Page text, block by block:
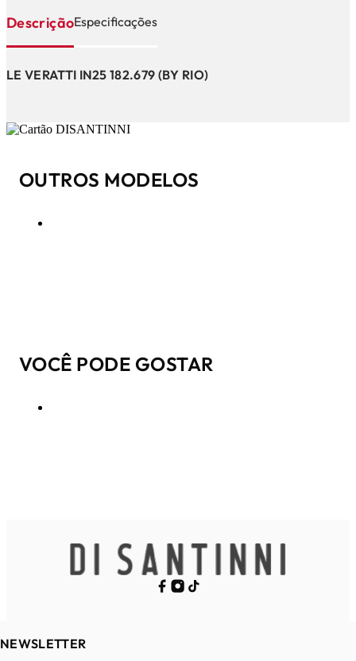
DescriçãoEspecificações
LE VERATTI IN25 182.679 (BY RIO)
OUTROS MODELOS
VOCÊ PODE GOSTAR
NEWSLETTER